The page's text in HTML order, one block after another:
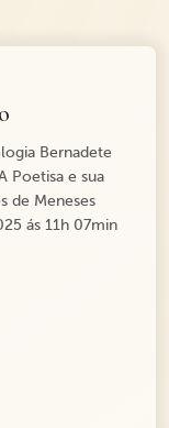
Bernadete
Poetisa e sua
de Meneses
ás 11h 07min